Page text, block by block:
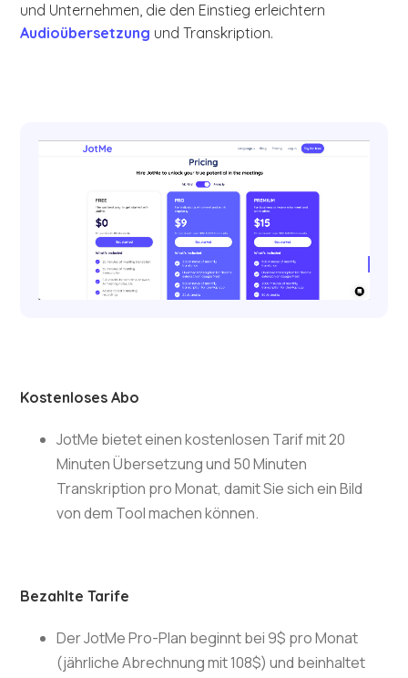
und Unternehmen, die den Einstieg erleichtern
Audioübersetzung und Transkription.
Kostenloses Abo
JotMe bietet einen kostenlosen Tarif mit 20
Minuten Übersetzung und 50 Minuten
Transkription pro Monat, damit Sie sich ein Bild
von dem Tool machen können.
Bezahlte Tarife
Der JotMe Pro-Plan beginnt bei 9$ pro Monat
(jährliche Abrechnung mit 108$) und beinhaltet